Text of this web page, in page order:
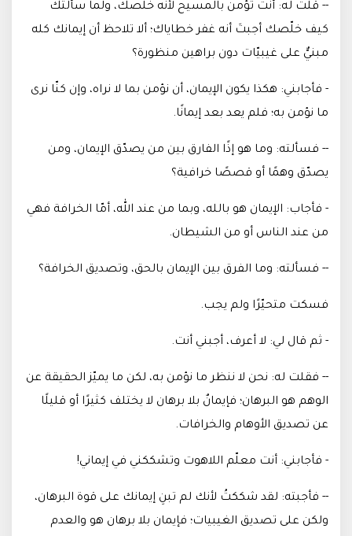
-- قلت له: أنت تؤمن بالمسيح لأنه خلّصك، ولما سألتك
كيف خلّصك أجبتَ أنه غفر خطاياك؛ ألا تلاحظ أن إيمانك كله
مبنيٌّ على غيبيّات دون براهين منظورة؟
- فأجابني: هكذا يكون الإيمان، أن نؤمن بما لا نراه، وإن كنّا نرى
ما نؤمن به؛ فلم يعد بعد إيمانًا.
-- فسألته: وما هو إذًا الفارق بين من يصدّق الإيمان، ومن
يصدّق وهمًا أو قصصًا خرافية؟
- فأجاب: الإيمان هو بالله، وبما من عند الله، أمّا الخرافة فهي
من عند الناس أو من الشيطان.
-- فسألته: وما الفرق بين الإيمان بالحق، وتصديق الخرافة؟
فسكت متحيّرًا ولم يجب.
- ثم قال لي: لا أعرف، أجبني أنت.
-- فقلت له: نحن لا ننظر ما نؤمن به، لكن ما يميّز الحقيقة عن
الوهم هو البرهان؛ فإيمانٌ بلا برهان لا يختلف كثيرًا أو قليلًا
عن تصديق الأوهام والخرافات.
- فأجابني: أنت معلّم اللاهوت وتشككني في إيماني!
-- فأجبته: لقد شككتُ لأنك لم تبنِ إيمانك على قوة البرهان،
ولكن على تصديق الغيبيات؛ فإيمان بلا برهان هو والعدم